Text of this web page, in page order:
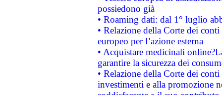
possiedono già
• Roaming dati: dal 1° luglio
• Relazione della Corte dei
europeo per l’azione esterna
• Acquistare medicinali
garantire la sicurezza dei
• Relazione della Corte dei
investimenti e alla promozione